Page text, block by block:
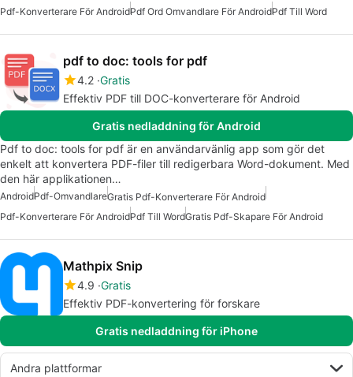
Pdf-Konverterare För AndroidPdf Ord Omvandlare För AndroidPdf Till Word
pdf to doc: tools for pdf
4.2 Gratis
Effektiv PDF till DOC-konverterare för Android
Gratis nedladdning för Android
Pdf to doc: tools for pdf är en användarvänlig app som gör det
enkelt att konvertera PDF-filer till redigerbara Word-dokument. Med
den här applikationen…
AndroidPdf-OmvandlareGratis Pdf-Konverterare För Android
Pdf-Konverterare För AndroidPdf Till WordGratis Pdf-Skapare För Android
Mathpix Snip
4.9 Gratis
Effektiv PDF-konvertering för forskare
Gratis nedladdning för iPhone
Andra plattformar